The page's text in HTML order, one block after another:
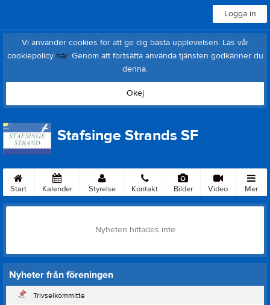
Logga in
Vi använder cookies för att ge dig bästa upplevelsen. Läs vår
cookiepolicy här. Genom att fortsätta använda tjänsten godkänner du
denna.
Okej
Stafsinge Strands SF
Start Kalender Styrelse Kontakt Bilder Video Mer
Nyheten hittades inte
Nyheter från föreningen
Trivselkommitte